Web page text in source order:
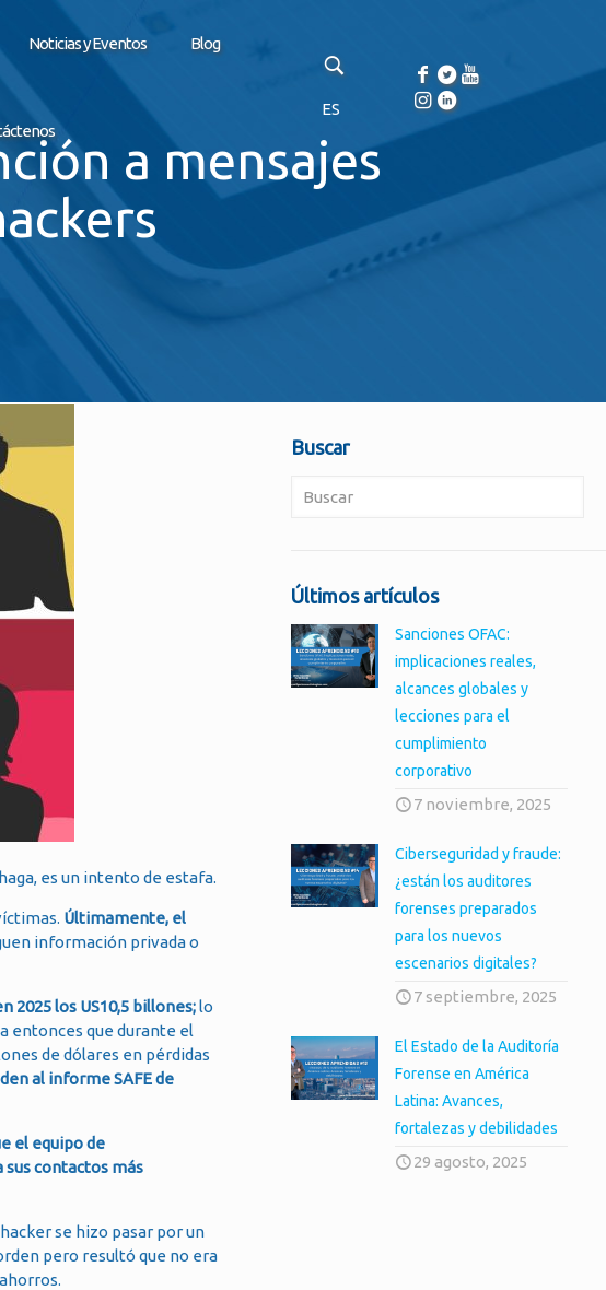
Noticias y Eventos Blog
ES
a mensajes
es un intento de estafa.
Últimamente, el
información privada o
2025 los US10,5 billones;lo
entonces que durante el
de dólares en pérdidas
al informe SAFE de
el equipo de
contactos más
se hizo pasar por un
pero resultó que no era
Buscar
Últimos artículos
Sanciones OFAC:
implicaciones reales,
alcances globales y
lecciones para el
cumplimiento
corporativo
7 noviembre, 2025
Ciberseguridad y fraude:
¿están los auditores
forenses preparados
para los nuevos
escenarios digitales?
7 septiembre, 2025
El Estado de la Auditoría
Forense en América
Latina: Avances,
fortalezas y debilidades
29 agosto, 2025